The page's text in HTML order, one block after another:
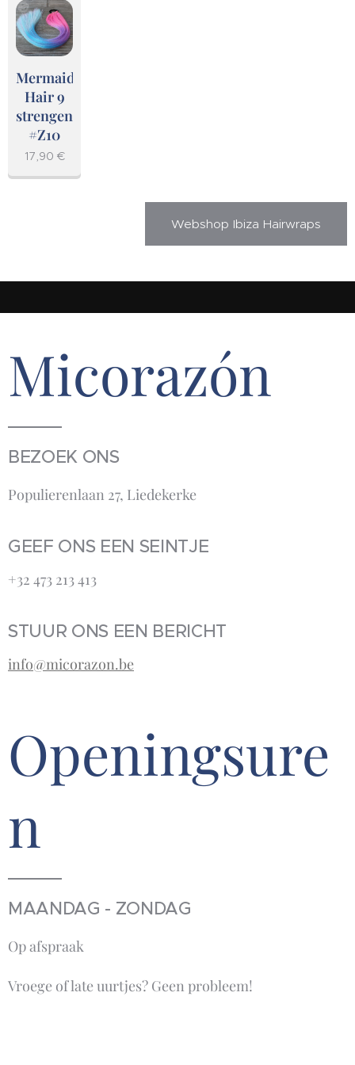
Mermaid
Hair 9
strengen
#Z10
17,90 €
Webshop Ibiza Hairwraps
Micorazón
BEZOEK ONS
Populierenlaan 27, Liedekerke
GEEF ONS EEN SEINTJE
+32 473 213 413‬
STUUR ONS EEN BERICHT
info@micorazon.be
Openingsure
n
MAANDAG - ZONDAG
Op afspraak
Vroege of late uurtjes? Geen probleem!